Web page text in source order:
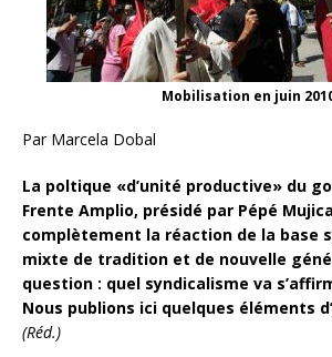
Mobilisation en juin
Par Marcela Dobal
La poltique «d’unité productive» du
Frente Amplio, présidé par Pépé
complètement la réaction de la base
mixte de tradition et de nouvelle
question : quel syndicalisme va
Nous publions ici quelques éléments
(Réd.)